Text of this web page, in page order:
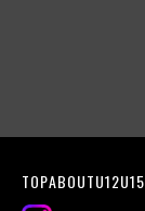
TOPABOUTU12U15